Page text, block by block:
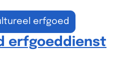
erfgoed
erfgoeddienst